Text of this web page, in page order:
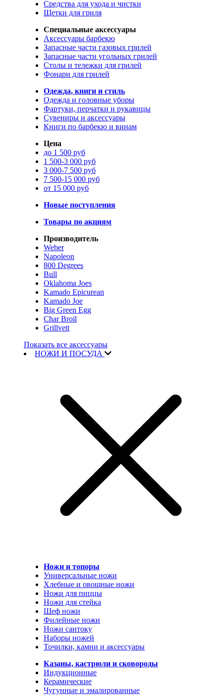
Средства для ухода и чистки
Щетки для гриля
Специальные аксессуары
Аксессуары барбекю
Запасные части газовых грилей
Запасные части угольных грилей
Столы и тележки для грилей
Фонари для грилей
Одежда, книги и стиль
Одежда и головные уборы
Фартуки, перчатки и рукавицы
Сувениры и аксессуары
Книги по барбекю и винам
Цена
до 1 500 руб
1 500-3 000 руб
3 000-7 500 руб
7 500-15 000 руб
от 15 000 руб
Новые поступления
Товары по акциям
Производитель
Weber
Napoleon
800 Degrees
Bull
Oklahoma Joes
Kamado Epicurean
Kamado Joe
Big Green Egg
Char Broil
Grillvett
Показать все аксессуары
НОЖИ И ПОСУДА
Ножи и топоры
Универсальные ножи
Хлебные и овощные ножи
Ножи для пиццы
Ножи для стейка
Шеф ножи
Филейные ножи
Ножи сантоку
Наборы ножей
Точилки, камни и аксессуары
Казаны, кастрюли и сковороды
Индукционные
Керамические
Чугунные и эмалированные